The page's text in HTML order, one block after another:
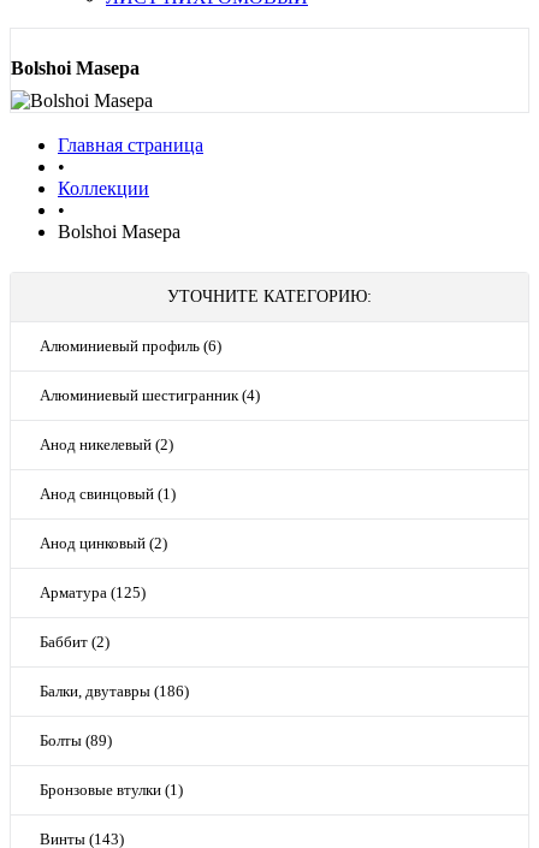
Bolshoi Masepa
Главная страница
•
Коллекции
•
Bolshoi Masepa
УТОЧНИТЕ КАТЕГОРИЮ:
Алюминиевый профиль (6)
Алюминиевый шестигранник (4)
Анод никелевый (2)
Анод свинцовый (1)
Анод цинковый (2)
Арматура (125)
Баббит (2)
Балки, двутавры (186)
Болты (89)
Бронзовые втулки (1)
Винты (143)